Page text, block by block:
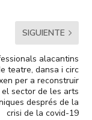
SIGUIENTE
alacantins
teatre, dansa i circ
per a reconstruir
el sector de les arts
després de la
crisi de la covid-19